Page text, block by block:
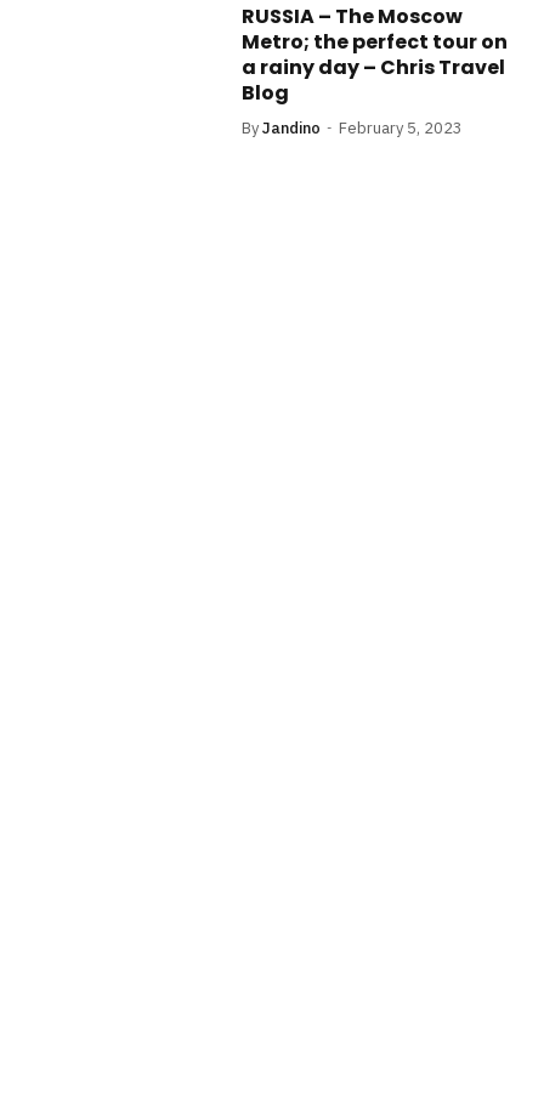
RUSSIA – The Moscow
Metro; the perfect tour on
a rainy day – Chris Travel
Blog
ByJandino February 5, 2023